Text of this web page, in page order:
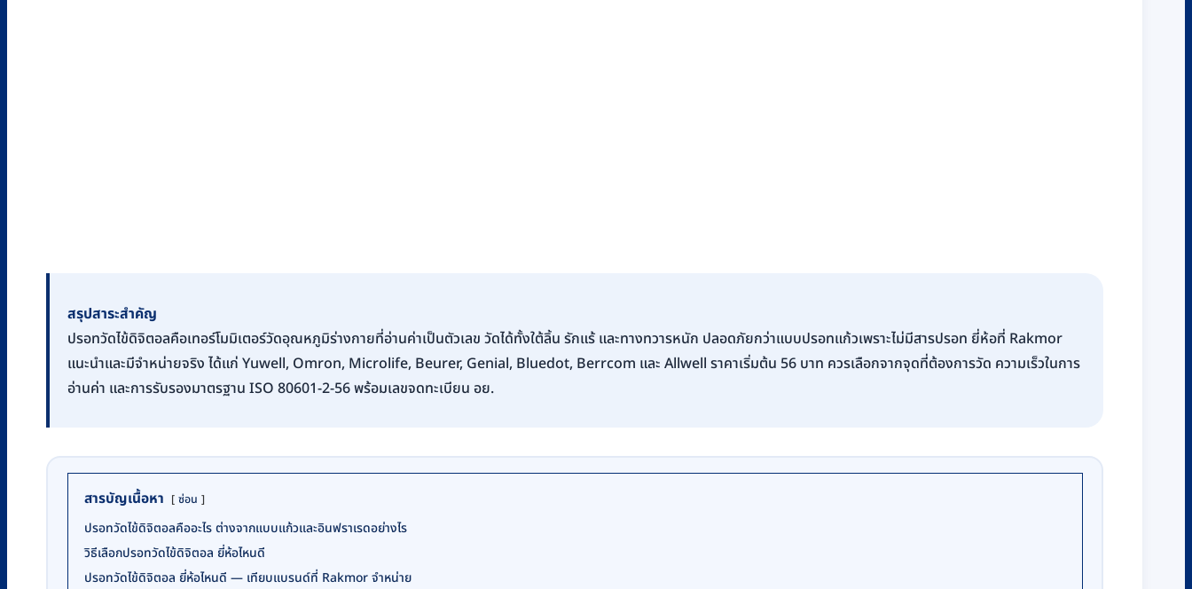
สรุปสาระสำคัญ
ปรอทวัดไข้ดิจิตอลคือเทอร์โมมิเตอร์วัดอุณหภูมิร่างกายที่อ่านค่าเป็นตัวเลข วัดได้ทั้งใต้ลิ้น รักแร้ และทางทวารหนัก ปลอดภัยกว่าแบบปรอทแก้วเพราะไม่มีสารปรอท ยี่ห้อที่ Rakmor
แนะนำและมีจำหน่ายจริง ได้แก่ Yuwell, Omron, Microlife, Beurer, Genial, Bluedot, Berrcom และ Allwell ราคาเริ่มต้น 56 บาท ควรเลือกจากจุดที่ต้องการวัด ความเร็วในการ
อ่านค่า และการรับรองมาตรฐาน ISO 80601-2-56 พร้อมเลขจดทะเบียน อย.
สารบัญเนื้อหา ซ่อน
ปรอทวัดไข้ดิจิตอลคืออะไร ต่างจากแบบแก้วและอินฟราเรดอย่างไร
วิธีเลือกปรอทวัดไข้ดิจิตอล ยี่ห้อไหนดี
ปรอทวัดไข้ดิจิตอล ยี่ห้อไหนดี — เทียบแบรนด์ที่ Rakmor จำหน่าย